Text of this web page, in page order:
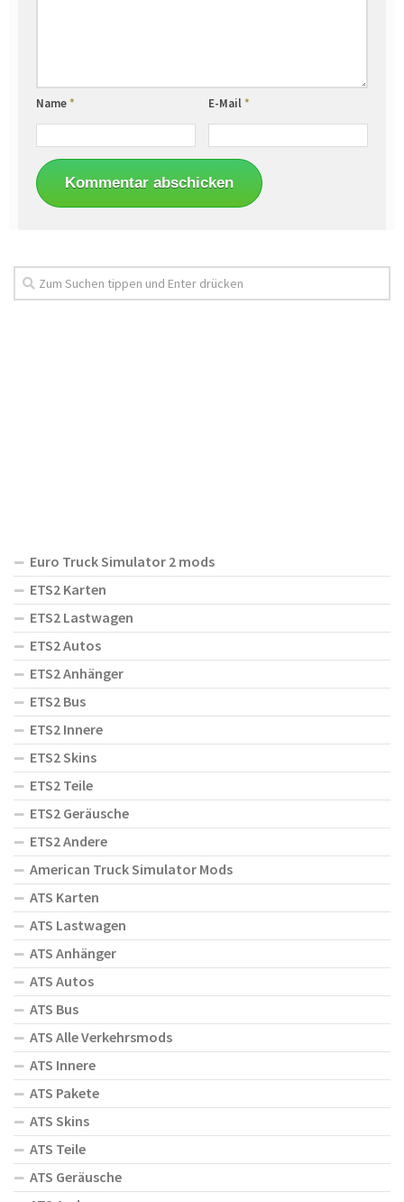
Name* E-Mail*
Euro Truck Simulator 2 mods
ETS2 Karten
ETS2 Lastwagen
ETS2 Autos
ETS2 Anhänger
ETS2 Bus
ETS2 Innere
ETS2 Skins
ETS2 Teile
ETS2 Geräusche
ETS2 Andere
American Truck Simulator Mods
ATS Karten
ATS Lastwagen
ATS Anhänger
ATS Autos
ATS Bus
ATS Alle Verkehrsmods
ATS Innere
ATS Pakete
ATS Skins
ATS Teile
ATS Geräusche